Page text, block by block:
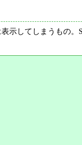
示してしまうもの